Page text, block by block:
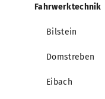
Fahrwerktechnik
Bilstein
Domstreben
Eibach